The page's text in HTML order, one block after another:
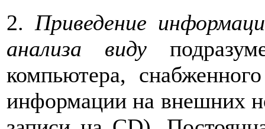
2. Приведение
анализа виду
компьютера,
информации на внешних